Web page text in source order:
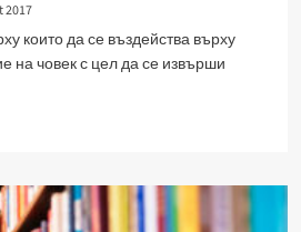
2017
които да се въздейства върху
на човек с цел да се извърши